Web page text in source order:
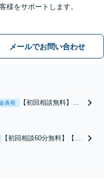
様をサポートします。
メールでお問い合わせ
表有
【初回相談無料】あ
は電話・メールで状
況を丁寧にお聞きし
【初回相談60分無料】【全